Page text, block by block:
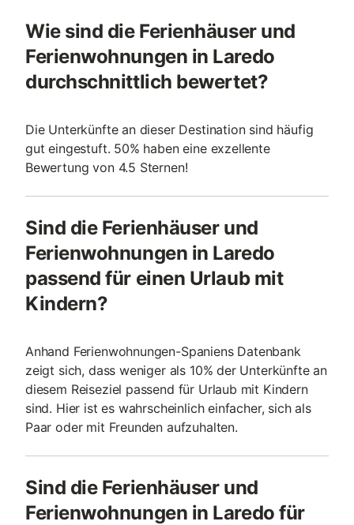
Wie sind die Ferienhäuser und
Ferienwohnungen in Laredo
durchschnittlich bewertet?
Die Unterkünfte an dieser Destination sind häufig
gut eingestuft. 50% haben eine exzellente
Bewertung von 4.5 Sternen!
Sind die Ferienhäuser und
Ferienwohnungen in Laredo
passend für einen Urlaub mit
Kindern?
Anhand Ferienwohnungen-Spaniens Datenbank
zeigt sich, dass weniger als 10% der Unterkünfte an
diesem Reiseziel passend für Urlaub mit Kindern
sind. Hier ist es wahrscheinlich einfacher, sich als
Paar oder mit Freunden aufzuhalten.
Sind die Ferienhäuser und
Ferienwohnungen in Laredo für